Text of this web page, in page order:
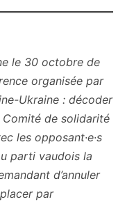
le 30 octobre de
organisée par
Ukraine : décoder
de solidarité
les opposant·e·s
parti vaudois la
d’annuler
par